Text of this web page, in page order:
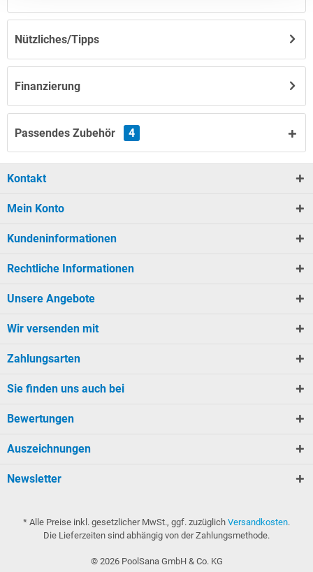
Finanzierung
Nützliches/Tipps
Passendes Zubehör 4
Kontakt
Mein Konto
Kundeninformationen
Rechtliche Informationen
Unsere Angebote
Wir versenden mit
Zahlungsarten
Sie finden uns auch bei
Bewertungen
Auszeichnungen
Newsletter
* Alle Preise inkl. gesetzlicher MwSt., ggf. zuzüglich Versandkosten.
Die Lieferzeiten sind abhängig von der Zahlungsmethode.
© 2026PoolSana GmbH & Co. KG